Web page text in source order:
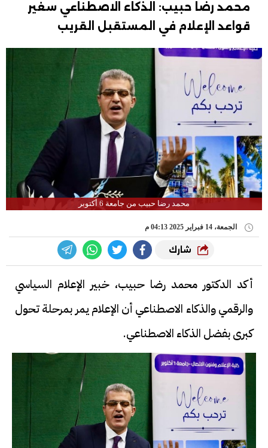
محمد رضا حبيب: الذكاء الاصطناعي سغير
قواعد الإعلام في المستقبل القريب
محمد رضا حبيب من جامعة 6 أكتوبر
الجمعة، 14 فبراير 2025 04:13 م
شارك
أكد الدكتور محمد رضا حبيب، خبير الإعلام السياسي
والرقمي والذكاء الاصطناعي أن الإعلام يمر بمرحلة تحول
كبرى بفضل الذكاء الاصطناعي.